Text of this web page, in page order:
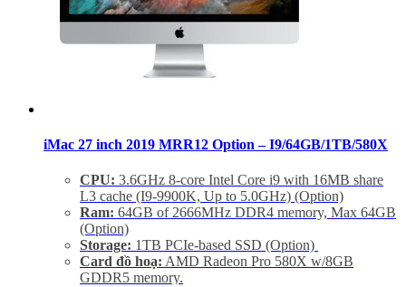
iMac 27 inch 2019 MRR12 Option – I9/64GB/1TB/580X
CPU: 3.6GHz 8-core Intel Core i9 with 16MB share
L3 cache (I9-9900K, Up to 5.0GHz) (Option)
Ram: 64GB of 2666MHz DDR4 memory, Max 64GB
(Option)
Storage: 1TB PCIe-based SSD (Option)
Card đồ hoạ: AMD Radeon Pro 580X w/8GB
GDDR5 memory.